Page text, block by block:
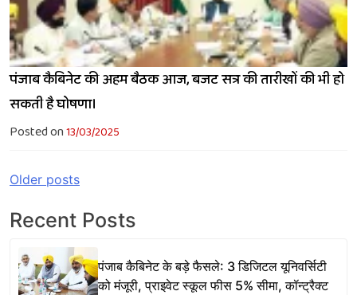
पंजाब कैबिनेट की अहम बैठक आज, बजट सत्र की तारीखों की भी हो
सकती है घोषणा।
Posted on13/03/2025
Posts
Older posts
Recent Posts
पंजाब कैबिनेट के बड़े फैसले: 3 डिजिटल यूनिवर्सिटी
को मंजूरी, प्राइवेट स्कूल फीस 5% सीमा, कॉन्ट्रैक्ट